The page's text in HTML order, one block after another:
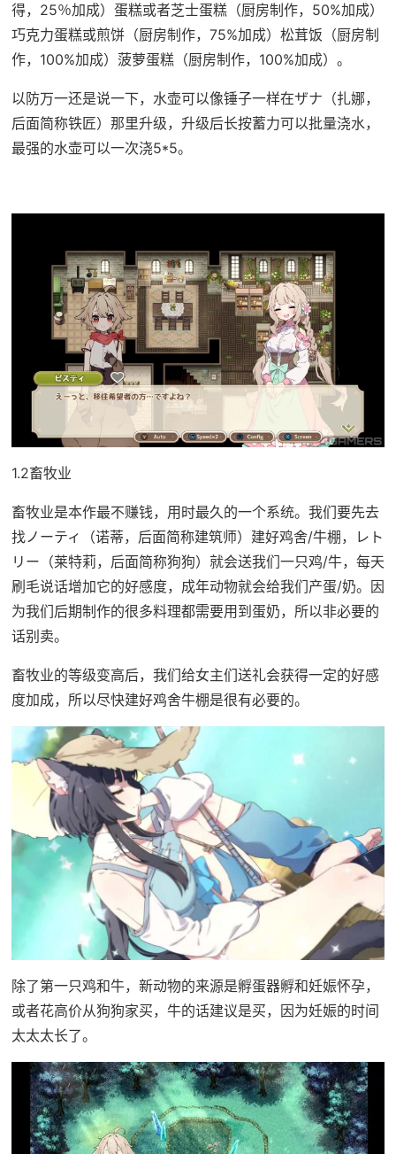
得，25％加成）蛋糕或者芝士蛋糕（厨房制作，50%加成）
巧克力蛋糕或煎饼（厨房制作，75%加成）松茸饭（厨房制
作，100%加成）菠萝蛋糕（厨房制作，100%加成）。
以防万一还是说一下，水壶可以像锤子一样在ザナ（扎娜，
后面简称铁匠）那里升级，升级后长按蓄力可以批量浇水，
最强的水壶可以一次浇5*5。
1.2畜牧业
畜牧业是本作最不赚钱，用时最久的一个系统。我们要先去
找ノーティ（诺蒂，后面简称建筑师）建好鸡舍/牛棚，レト
リー（莱特莉，后面简称狗狗）就会送我们一只鸡/牛，每天
刷毛说话增加它的好感度，成年动物就会给我们产蛋/奶。因
为我们后期制作的很多料理都需要用到蛋奶，所以非必要的
话别卖。
畜牧业的等级变高后，我们给女主们送礼会获得一定的好感
度加成，所以尽快建好鸡舍牛棚是很有必要的。
除了第一只鸡和牛，新动物的来源是孵蛋器孵和妊娠怀孕，
或者花高价从狗狗家买，牛的话建议是买，因为妊娠的时间
太太太长了。